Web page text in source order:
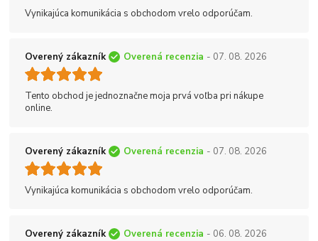
Vynikajúca komunikácia s obchodom vrelo odporúčam.
Overený zákazník Overená recenzia - 07. 08. 2026
Tento obchod je jednoznačne moja prvá voľba pri nákupe
online.
Overený zákazník Overená recenzia - 07. 08. 2026
Vynikajúca komunikácia s obchodom vrelo odporúčam.
Overený zákazník Overená recenzia - 06. 08. 2026